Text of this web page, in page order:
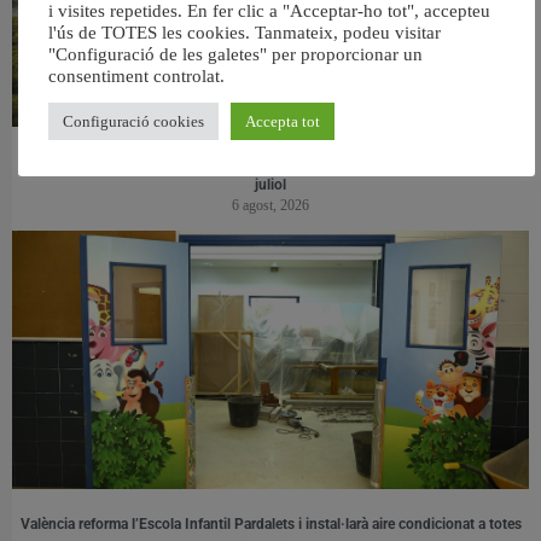
juliol
6 agost, 2026
València reforma l’Escola Infantil Pardalets i instal·larà aire condicionat a totes
i visites repetides. En fer clic a "Acceptar-ho tot", accepteu
l'ús de TOTES les cookies. Tanmateix, podeu visitar
"Configuració de les galetes" per proporcionar un
consentiment controlat.
Configuració cookies Accepta tot